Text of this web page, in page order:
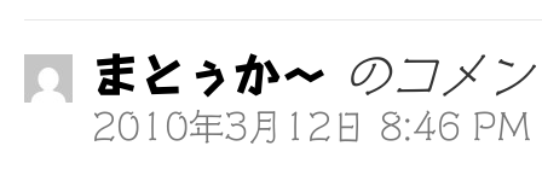
まとぅか～ のコメ
2010年3月12日 8:46 PM